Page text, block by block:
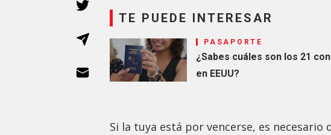
TE PUEDE INTERESAR
PASAPORTE
¿Sabes cuáles son los 21
en EEUU?
Si la tuya está por vencerse, es